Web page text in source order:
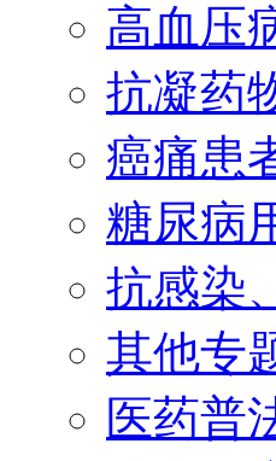
高血压
抗凝药
癌痛患
糖尿病
抗感染
其他专
医药普